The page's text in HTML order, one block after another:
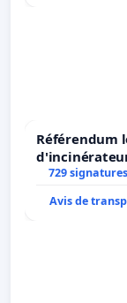
Référendum
729 signatures
Avis de